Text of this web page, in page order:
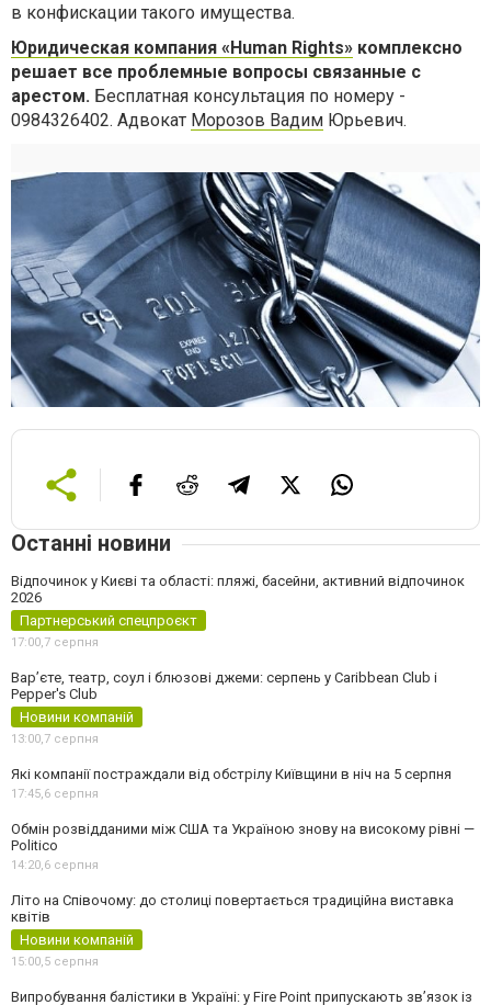
в конфискации такого имущества.
Юридическая компания «Human Rights» комплексно
решает все проблемные вопросы связанные с
арестом. Бесплатная консультация по номеру -
0984326402. Адвокат Морозов Вадим Юрьевич.
Останні новини
Відпочинок у Києві та області: пляжі, басейни, активний відпочинок
2026
Партнерський спецпроєкт
17:00,7 серпня
Вар’єте, театр, соул і блюзові джеми: серпень у Caribbean Club і
Pepper's Club
Новини компаній
13:00,7 серпня
Які компанії постраждали від обстрілу Київщини в ніч на 5 серпня
17:45,6 серпня
Обмін розвідданими між США та Україною знову на високому рівні —
Politico
14:20,6 серпня
Літо на Співочому: до столиці повертається традиційна виставка
квітів
Новини компаній
15:00,5 серпня
Випробування балістики в Україні: у Fire Point припускають зв’язок із